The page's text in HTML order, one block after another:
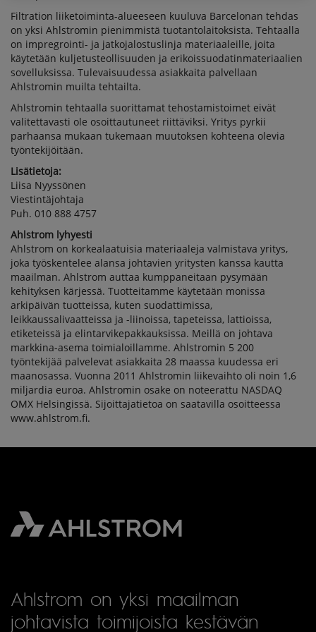
Filtration liiketoiminta-alueeseen kuuluva Barcelonan tehdas
on yksi Ahlstromin pienimmistä tuotantolaitoksista. Tehtaalla
on impregrointi- ja jatkojalostuslinja materiaaleille, joita
käytetään kuljetusteollisuuden ja erikoissuodatinmateriaalien
sovelluksissa. Tulevaisuudessa asiakkaita palvellaan
Ahlstromin muilta tehtailta.
Ahlstromin tehtaalla suorittamat tehostamistoimet eivät
valitettavasti ole osoittautuneet riittäviksi. Yritys pyrkii
parhaansa mukaan tukemaan muutoksen kohteena olevia
työntekijöitään.
Lisätietoja:
Liisa Nyyssönen
Viestintäjohtaja
Puh. 010 888 4757
Ahlstrom lyhyesti
Ahlstrom on korkealaatuisia materiaaleja valmistava yritys,
joka työskentelee alansa johtavien yritysten kanssa kautta
maailman. Ahlstrom auttaa kumppaneitaan pysymään
kehityksen kärjessä. Tuotteitamme käytetään monissa
arkipäivän tuotteissa, kuten suodattimissa,
leikkaussalivaatteissa ja -liinoissa, tapeteissa, lattioissa,
etiketeissä ja elintarvikepakkauksissa. Meillä on johtava
markkina-asema toimialoillamme. Ahlstromin 5 200
työntekijää palvelevat asiakkaita 28 maassa kuudessa eri
maanosassa. Vuonna 2011 Ahlstromin liikevaihto oli noin 1,6
miljardia euroa. Ahlstromin osake on noteerattu NASDAQ
OMX Helsingissä. Sijoittajatietoa on saatavilla osoitteessa
www.ahlstrom.fi.
Ahlstrom on yksi maailman
johtavista toimijoista kestävän